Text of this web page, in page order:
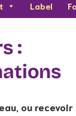
Label
:
ou